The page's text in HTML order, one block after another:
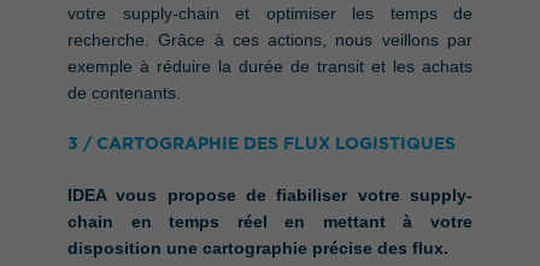
votre supply-chain et optimiser les temps de
recherche. Grâce à ces actions, nous veillons par
exemple à réduire la durée de transit et les achats
de contenants.
3 / CARTOGRAPHIE DES FLUX LOGISTIQUES
IDEA vous propose de fiabiliser votre supply-
chain en temps réel en mettant à votre
disposition une cartographie précise des flux.